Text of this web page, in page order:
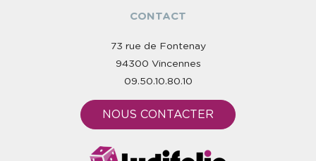
CONTACT
73 rue de Fontenay
94300 Vincennes
09.50.10.80.10
NOUS CONTACTER